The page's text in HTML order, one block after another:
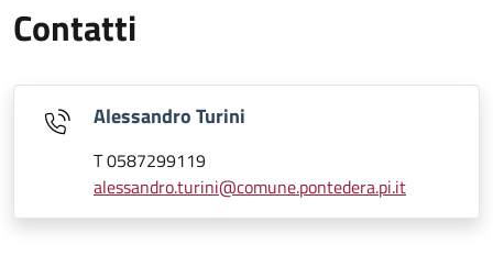
Contatti
Alessandro Turini
T 0587299119
alessandro.turini@comune.pontedera.pi.it